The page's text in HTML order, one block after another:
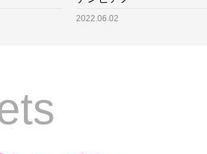
2022.06.02